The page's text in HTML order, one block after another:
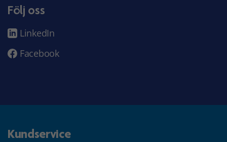
Följ oss
LinkedIn
Facebook
Kundservice